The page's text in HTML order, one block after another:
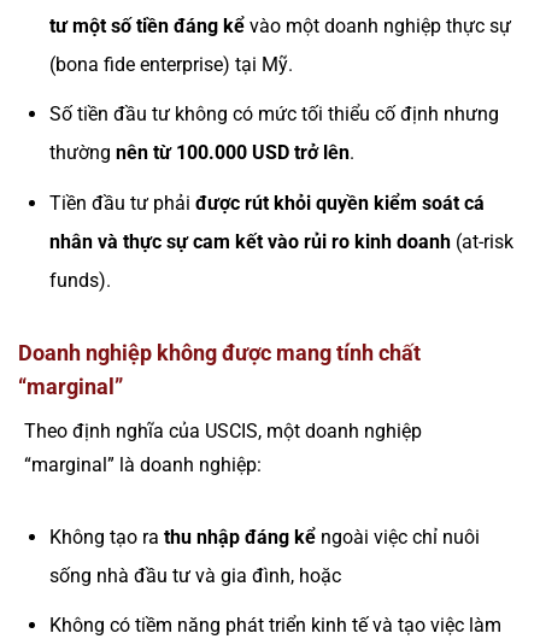
tư một số tiền đáng kểvào một doanh nghiệp thực sự
(bona fide enterprise) tại Mỹ.
Số tiền đầu tư không có mức tối thiểu cố định nhưng
thường nên từ 100.000 USD trở lên.
Tiền đầu tư phải được rút khỏi quyền kiểm soát cá
nhân và thực sự cam kết vào rủi ro kinh doanh(at-risk
funds).
Doanh nghiệp không được mang tính chất
“marginal”
Theo định nghĩa của USCIS, một doanh nghiệp
“marginal” là doanh nghiệp:
Không tạo ra thu nhập đáng kểngoài việc chỉ nuôi
sống nhà đầu tư và gia đình, hoặc
Không có tiềm năng phát triển kinh tế và tạo việc làm